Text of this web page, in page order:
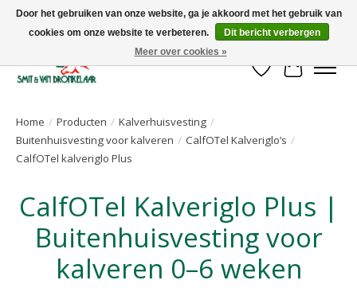
Uw leverancier voor stalinrichtingen en het opruwen van betonvloeren!
Verlanglijst
Home / Producten / Kalverhuisvesting /
Buitenhuisvesting voor kalveren / CalfOTel Kalveriglo’s /
CalfOTel kalveriglo Plus
CalfOTel Kalveriglo Plus |
Buitenhuisvesting voor
kalveren 0–6 weken
Door het gebruiken van onze website, ga je akkoord met het gebruik van
cookies om onze website te verbeteren.
Dit bericht verbergen
Meer over cookies »